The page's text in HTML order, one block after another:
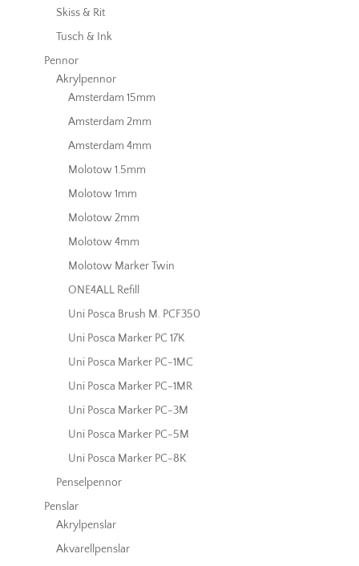
Skiss & Rit
Tusch & Ink
Pennor
Akrylpennor
Amsterdam 15mm
Amsterdam 2mm
Amsterdam 4mm
Molotow 1.5mm
Molotow 1mm
Molotow 2mm
Molotow 4mm
Molotow Marker Twin
ONE4ALL Refill
Uni Posca Brush M. PCF350
Uni Posca Marker PC 17K
Uni Posca Marker PC-1MC
Uni Posca Marker PC-1MR
Uni Posca Marker PC-3M
Uni Posca Marker PC-5M
Uni Posca Marker PC-8K
Penselpennor
Penslar
Akrylpenslar
Akvarellpenslar